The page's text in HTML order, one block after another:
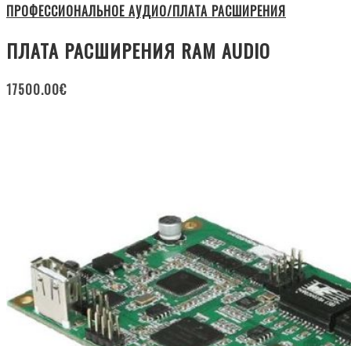
ПРОФЕССИОНАЛЬНОЕ АУДИО/ПЛАТА РАСШИРЕНИЯ
ПЛАТА РАСШИРЕНИЯ RAM AUDIO
17500.00€